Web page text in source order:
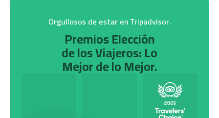
Orgullosos de estar en Tripadvisor.
Premios Elección
de los Viajeros: Lo
Mejor de lo Mejor.